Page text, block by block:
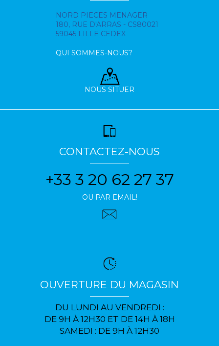
NORD PIECES MENAGER
180, RUE D'ARRAS - CS80021
59045 LILLE CEDEX
QUI SOMMES-NOUS?
NOUS SITUER
CONTACTEZ-NOUS
+33 3 20 62 27 37
OU PAR EMAIL!
OUVERTURE DU MAGASIN
DU LUNDI AU VENDREDI :
DE 9H À 12H30 ET DE 14H À 18H
SAMEDI : DE 9H À 12H30